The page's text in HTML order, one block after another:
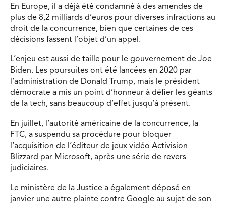
En Europe, il a déjà été condamné à des amendes de
plus de 8,2 milliards d’euros pour diverses infractions au
droit de la concurrence, bien que certaines de ces
décisions fassent l’objet d’un appel.
L’enjeu est aussi de taille pour le gouvernement de Joe
Biden. Les poursuites ont été lancées en 2020 par
l’administration de Donald Trump, mais le président
démocrate a mis un point d’honneur à défier les géants
de la tech, sans beaucoup d’effet jusqu’à présent.
En juillet, l’autorité américaine de la concurrence, la
FTC, a suspendu sa procédure pour bloquer
l’acquisition de l’éditeur de jeux vidéo Activision
Blizzard par Microsoft, après une série de revers
judiciaires.
Le ministère de la Justice a également déposé en
janvier une autre plainte contre Google au sujet de son